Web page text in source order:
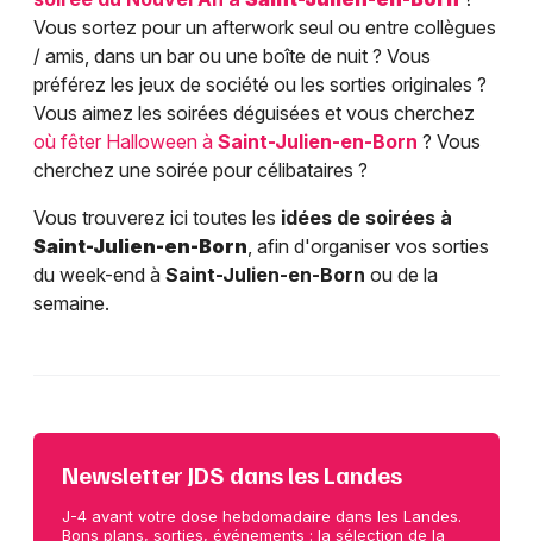
Vous sortez pour un afterwork seul ou entre collègues
/ amis, dans un bar ou une boîte de nuit ? Vous
préférez les jeux de société ou les sorties originales ?
Vous aimez les soirées déguisées et vous cherchez
où fêter Halloween à Saint-Julien-en-Born ? Vous
cherchez une soirée pour célibataires ?
Vous trouverez ici toutes les idées de soirées à
Saint-Julien-en-Born, afin d'organiser vos sorties
du week-end à Saint-Julien-en-Born ou de la
semaine.
Newsletter JDS dans les Landes
J-4 avant votre dose hebdomadaire dans les Landes.
Bons plans, sorties, événements : la sélection de la